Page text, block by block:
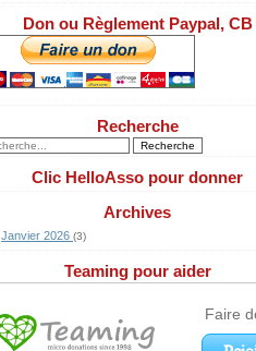
Don ou Règlement Paypal, CB
Recherche
Clic HelloAsso pour donner
Archives
Janvier 2026 (3)
Teaming pour aider